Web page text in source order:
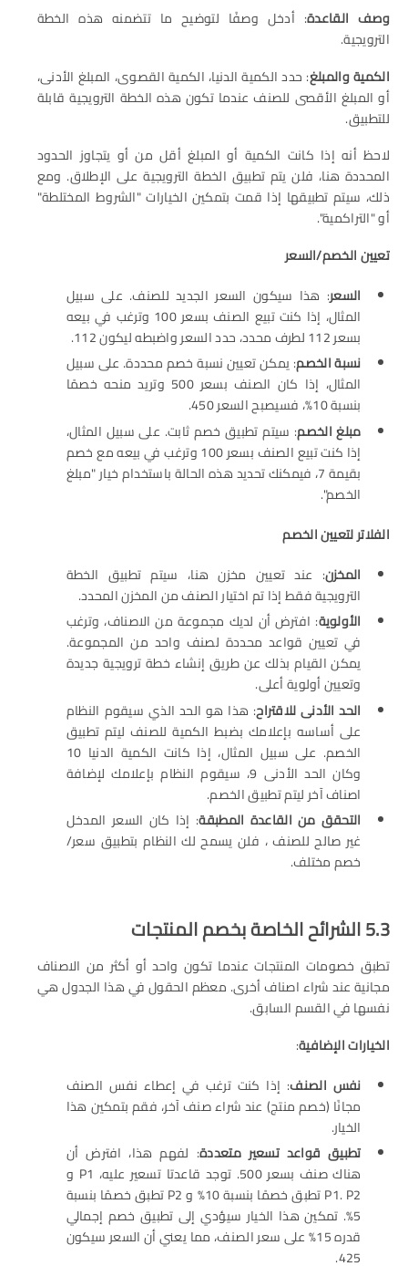
وصف القاعدة: أدخل وصفًا لتوضيح ما تتضمنه هذه الخطة
الترويجية.
الكمية والمبلغ: حدد الكمية الدنيا، الكمية القصوى، المبلغ الأدنى،
أو المبلغ الأقصى للصنف عندما تكون هذه الخطة الترويجية قابلة
للتطبيق.
لاحظ أنه إذا كانت الكمية أو المبلغ أقل من أو يتجاوز الحدود
المحددة هنا، فلن يتم تطبيق الخطة الترويجية على الإطلاق. ومع
ذلك، سيتم تطبيقها إذا قمت بتمكين الخيارات "الشروط المختلطة"
أو "التراكمية".
تعيين الخصم/السعر
السعر: هذا سيكون السعر الجديد للصنف. على سبيل
المثال، إذا كنت تبيع الصنف بسعر 100 وترغب في بيعه
بسعر 112 لطرف محدد، حدد السعر واضبطه ليكون 112.
نسبة الخصم: يمكن تعيين نسبة خصم محددة. على سبيل
المثال، إذا كان الصنف بسعر 500 وتريد منحه خصمًا
بنسبة 10%، فسيصبح السعر 450.
مبلغ الخصم: سيتم تطبيق خصم ثابت. على سبيل المثال،
إذا كنت تبيع الصنف بسعر 100 وترغب في بيعه مع خصم
بقيمة 7، فيمكنك تحديد هذه الحالة باستخدام خيار "مبلغ
الخصم".
الفلاتر لتعيين الخصم
المخزن: عند تعيين مخزن هنا، سيتم تطبيق الخطة
الترويجية فقط إذا تم اختيار الصنف من المخزن المحدد.
الأولوية: افترض أن لديك مجموعة من الاصناف، وترغب
في تعيين قواعد محددة لصنف واحد من المجموعة.
يمكن القيام بذلك عن طريق إنشاء خطة ترويجية جديدة
وتعيين أولوية أعلى.
الحد الأدنى للاقتراح: هذا هو الحد الذي سيقوم النظام
على أساسه بإعلامك بضبط الكمية للصنف ليتم تطبيق
الخصم. على سبيل المثال، إذا كانت الكمية الدنيا 10
وكان الحد الأدنى 9، سيقوم النظام بإعلامك لإضافة
اصناف آخر ليتم تطبيق الخصم.
التحقق من القاعدة المطبقة: إذا كان السعر المدخل
غير صالح للصنف ، فلن يسمح لك النظام بتطبيق سعر/
خصم مختلف.
5.3 الشرائح الخاصة بخصم المنتجات
تطبق خصومات المنتجات عندما تكون واحد أو أكثر من الاصناف
مجانية عند شراء اصناف أخرى. معظم الحقول في هذا الجدول هي
نفسها في القسم السابق.
الخيارات الإضافية:
نفس الصنف: إذا كنت ترغب في إعطاء نفس الصنف
مجانًا (خصم منتج) عند شراء صنف آخر، فقم بتمكين هذا
الخيار.
تطبيق قواعد تسعير متعددة: لفهم هذا، افترض أن
هناك صنف بسعر 500. توجد قاعدتا تسعير عليه، P1 و
P1. P2 تطبق خصمًا بنسبة 10% و P2 تطبق خصمًا بنسبة
5%. تمكين هذا الخيار سيؤدي إلى تطبيق خصم إجمالي
قدره 15% على سعر الصنف، مما يعني أن السعر سيكون
425.